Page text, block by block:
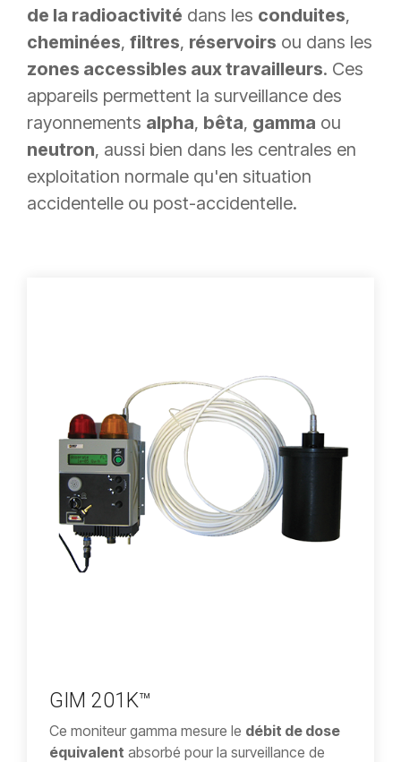
de la radioactivité dans les conduites,
cheminées, filtres, réservoirs ou dans les
zones accessibles aux travailleurs. Ces
appareils permettent la surveillance des
rayonnements alpha, bêta, gamma ou
neutron, aussi bien dans les centrales en
exploitation normale qu'en situation
accidentelle ou post-accidentelle.
GIM 201K™
Ce moniteur gamma mesure le débit de dose
équivalent absorbé pour la surveillance de